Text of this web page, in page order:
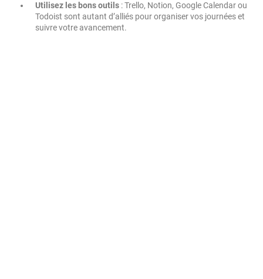
Utilisez les bons outils : Trello, Notion, Google Calendar ou
Todoist sont autant d’alliés pour organiser vos journées et
suivre votre avancement.